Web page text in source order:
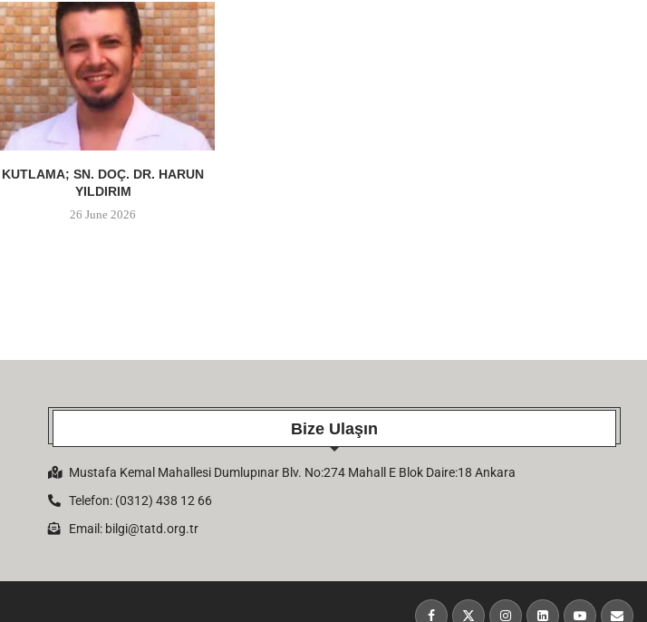
KUTLAMA; SN. DOÇ. DR. HARUN
YILDIRIM
26 June 2026
Bize Ulaşın
Mustafa Kemal Mahallesi Dumlupınar Blv. No:274 Mahall E Blok Daire:18 Ankara
Telefon: (0312) 438 12 66
Email: bilgi@tatd.org.tr